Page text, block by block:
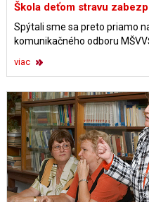
Škola deťom stravu
Spýtali sme sa preto priamo
komunikačného odboru
viac